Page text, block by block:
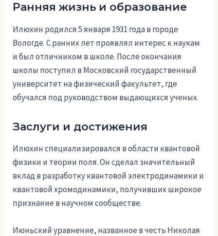
Ранняя жизнь и образование
Илюхин родился 5 января 1931 года в городе
Вологде. С ранних лет проявлял интерес к наукам
и был отличником в школе. После окончания
школы поступил в Московский государственный
университет на физический факультет, где
обучался под руководством выдающихся ученых.
Заслуги и достижения
Илюхин специализировался в области квантовой
физики и теории поля. Он сделал значительный
вклад в разработку квантовой электродинамики и
квантовой хромодинамики, получивших широкое
признание в научном сообществе.
Июньский уравнение, названное в честь Николая